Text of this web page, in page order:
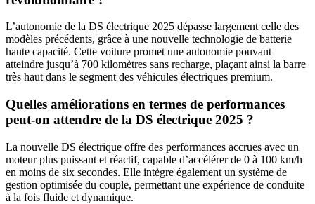
L’autonomie de la DS électrique 2025 dépasse largement celle des
modèles précédents, grâce à une nouvelle technologie de batterie
haute capacité. Cette voiture promet une autonomie pouvant
atteindre jusqu’à 700 kilomètres sans recharge, plaçant ainsi la barre
très haut dans le segment des véhicules électriques premium.
Quelles améliorations en termes de performances
peut-on attendre de la DS électrique 2025 ?
La nouvelle DS électrique offre des performances accrues avec un
moteur plus puissant et réactif, capable d’accélérer de 0 à 100 km/h
en moins de six secondes. Elle intègre également un système de
gestion optimisée du couple, permettant une expérience de conduite
à la fois fluide et dynamique.